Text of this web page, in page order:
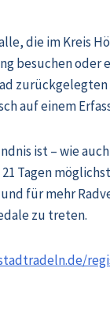
die im Kreis
besuchen oder
zurückgelegten
auf einem
ist – wie
Tagen
für mehr
zu treten.